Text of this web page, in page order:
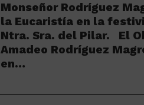
Monseñor Rodríguez
la Eucaristía en la
Ntra. Sra. del Pilar. El
Amadeo Rodríguez
en…